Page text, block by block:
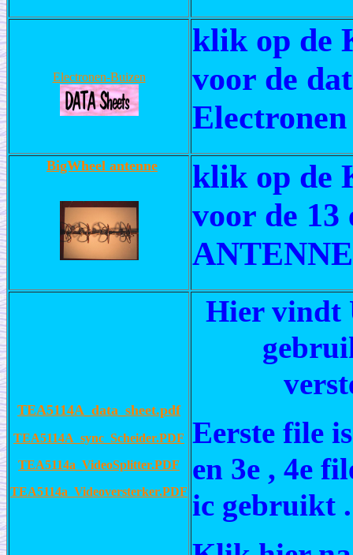
Electronen-Buizen
klik op de
voor de
BigWheel antenne
klik op de
voor de 13
TEA5114A_data_sheet.pdf
TEA5114A_sync_Scheider.PDF
TEA5114a_VideoSplitter.PDF
TEA5114a_Videoversterker.PDF
Hier vindt
Eerste file
en 3e , 4e
ic gebruikt .